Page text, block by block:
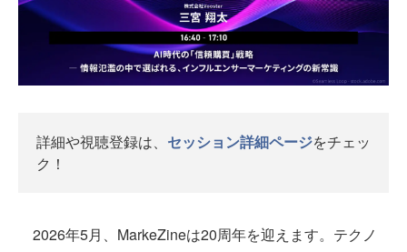
詳細や視聴登録は、 セッション詳細ページをチェッ
ク！
2026年5月、MarkeZineは20周年を迎えます。テクノ